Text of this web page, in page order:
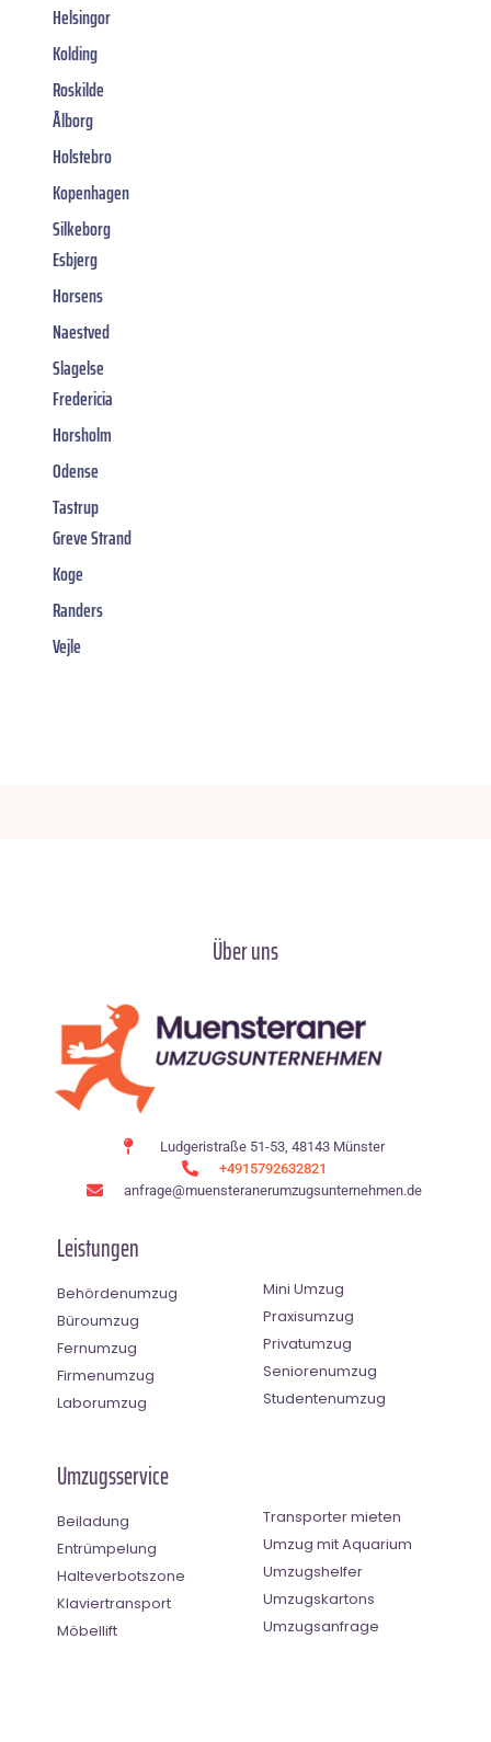
Helsingor
Kolding
Roskilde
Ålborg
Holstebro
Kopenhagen
Silkeborg
Esbjerg
Horsens
Naestved
Slagelse
Fredericia
Horsholm
Odense
Tastrup
Greve Strand
Koge
Randers
Vejle
Über uns
Ludgeristraße 51-53, 48143 Münster
+4915792632821
anfrage@muensteranerumzugsunternehmen.de
Leistungen
Behördenumzug
Büroumzug
Fernumzug
Firmenumzug
Laborumzug
Mini Umzug
Praxisumzug
Privatumzug
Seniorenumzug
Studentenumzug
Umzugsservice
Beiladung
Entrümpelung
Halteverbotszone
Klaviertransport
Möbellift
Transporter mieten
Umzug mit Aquarium
Umzugshelfer
Umzugskartons
Umzugsanfrage